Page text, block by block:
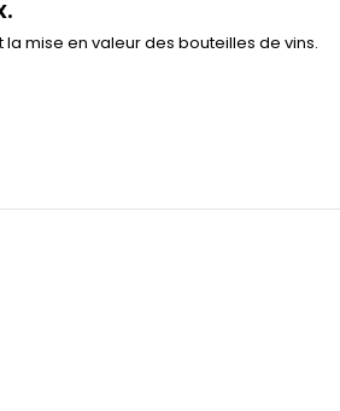
mise en valeur des bouteilles de vins.